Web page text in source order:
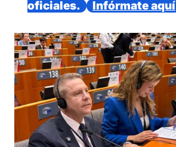
oficiales.
Infórmate aquí